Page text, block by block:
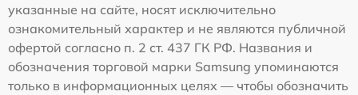
указанные на сайте, носят исключительно
ознакомительный характер и не являются публичной
офертой согласно п. 2 ст. 437 ГК РФ. Названия и
обозначения торговой марки Samsung упоминаются
только в информационных целях — чтобы обозначить